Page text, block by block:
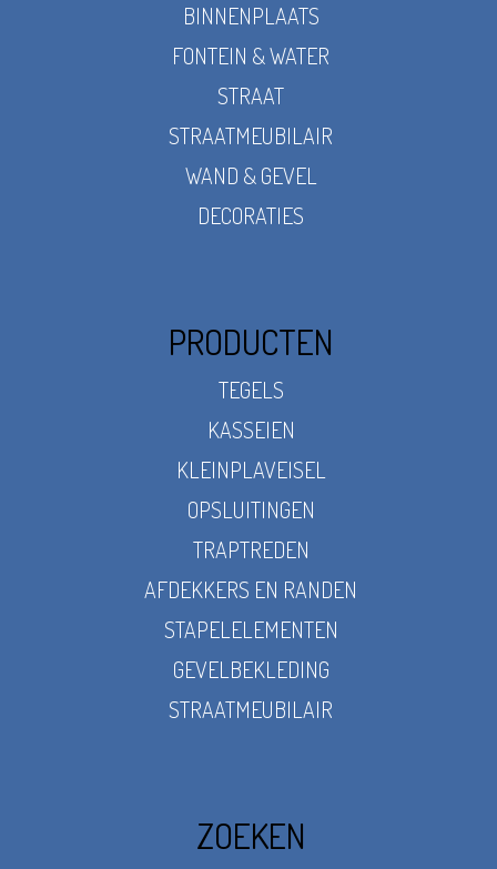
BINNENPLAATS
FONTEIN & WATER
STRAAT
STRAATMEUBILAIR
WAND & GEVEL
DECORATIES
PRODUCTEN
TEGELS
KASSEIEN
KLEINPLAVEISEL
OPSLUITINGEN
TRAPTREDEN
AFDEKKERS EN RANDEN
STAPELELEMENTEN
GEVELBEKLEDING
STRAATMEUBILAIR
ZOEKEN